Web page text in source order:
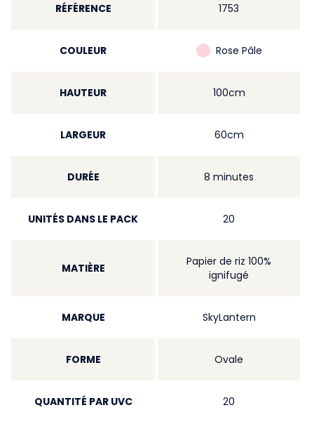
RÉFÉRENCE 1753
COULEUR Rose Pâle
HAUTEUR 100cm
LARGEUR 60cm
DURÉE 8 minutes
UNITÉS DANS LE PACK 20
MATIÈRE
Papier de riz 100%
ignifugé
MARQUE SkyLantern
FORME Ovale
QUANTITÉ PAR UVC 20